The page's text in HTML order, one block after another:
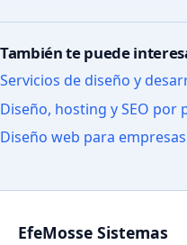
También te puede
Servicios de diseño y
Diseño, hosting y SEO por
Diseño web para
EfeMosse Sistemas